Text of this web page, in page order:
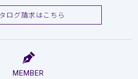
ログ請求はこちら
MEMBER